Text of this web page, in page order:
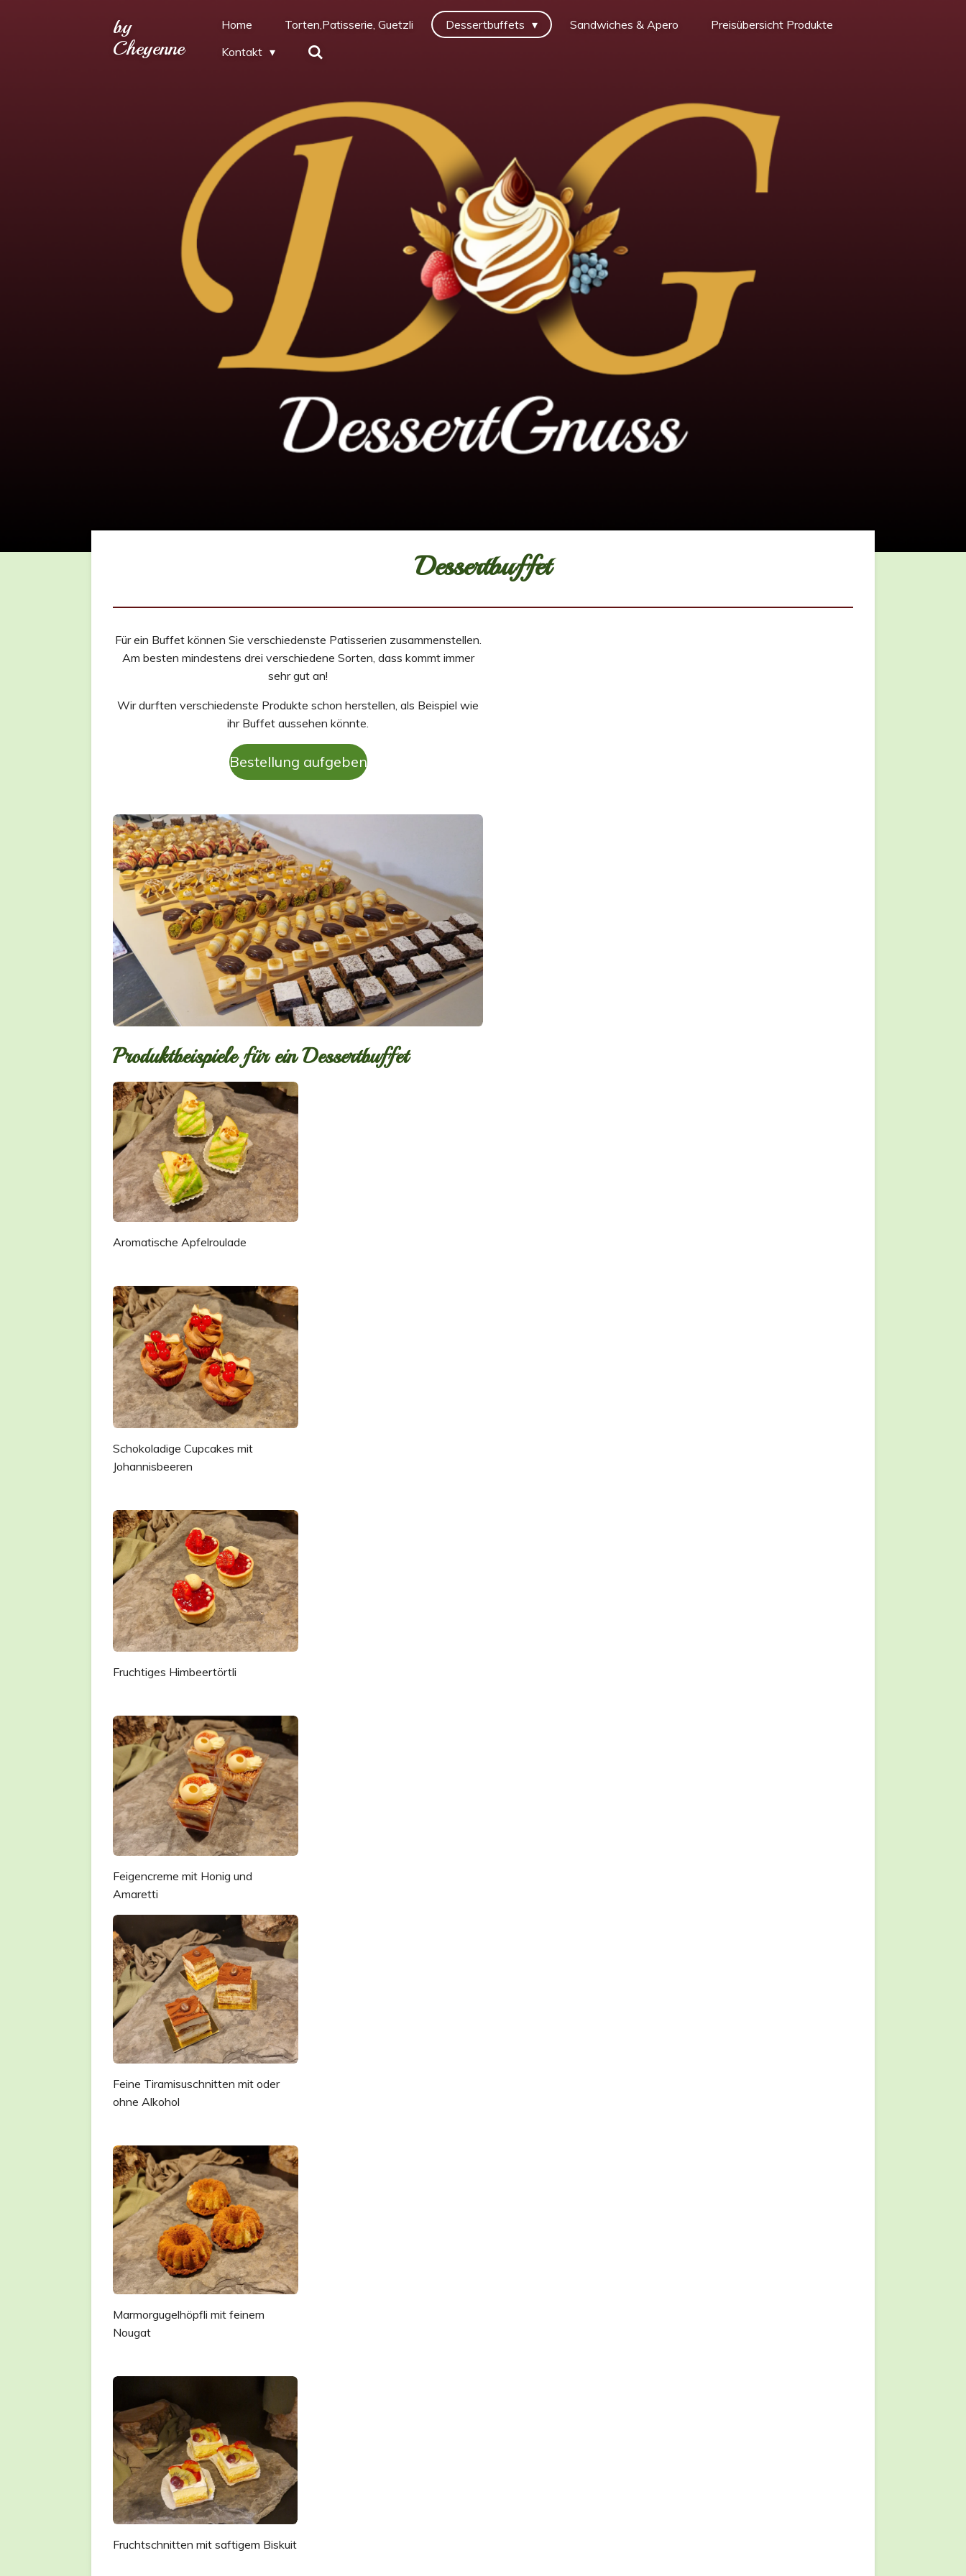
by
Cheyenne
Home Torten,Patisserie, Guetzli Dessertbuffets Sandwiches & Apero
Preisübersicht Produkte
Kontakt
Dessertbuffet
Für ein Buffet können Sie verschiedenste Patisserien zusammenstellen.
Am besten mindestens drei verschiedene Sorten, dass kommt immer
sehr gut an!
Wir durften verschiedenste Produkte schon herstellen, als Beispiel wie
ihr Buffet aussehen könnte.
Bestellung aufgeben
Produktbeispiele für ein Dessertbuffet
Aromatische Apfelroulade
Schokoladige Cupcakes mit
Johannisbeeren
Fruchtiges Himbeertörtli
Feigencreme mit Honig und
Amaretti
Feine Tiramisuschnitten mit oder
ohne Alkohol
Marmorgugelhöpfli mit feinem
Nougat
Fruchtschnitten mit saftigem Biskuit